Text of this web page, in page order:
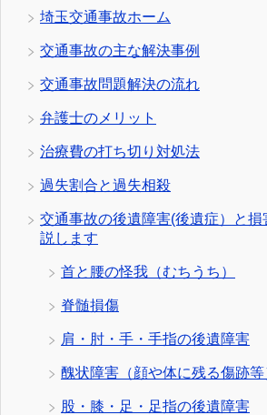
埼玉交通事故ホーム
交通事故の主な解決事例
交通事故問題解決の流れ
弁護士のメリット
治療費の打ち切り対処法
過失割合と過失相殺
交通事故の後遺障害(後遺症）と
説します
首と腰の怪我（むちうち）
脊髄損傷
肩・肘・手・手指の後遺障害
醜状障害（顔や体に残る傷跡等
股・膝・足・足指の後遺障害